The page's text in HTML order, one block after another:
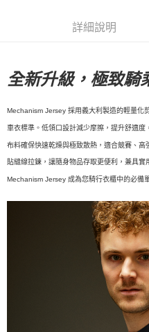
每筆NT$80，滿NT$10,000(含
每筆NT$130，滿NT$10,000(含
詳細說明
全新升級，極致騎
Mechanism Jersey 採用義大利製造的輕量化
車衣標準。低領口設計減少摩擦，提升舒適
布料確保快速乾燥與極致散熱，適合競賽、
貼縫線拉鍊，讓隨身物品存取更便利，兼具
Mechanism Jersey 成為您騎行衣櫃中的必備